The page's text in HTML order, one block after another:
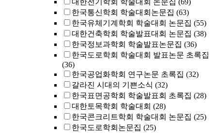
대한전기학회 학술대회 논문집 (69)
한국통신학회 학술대회논문집 (63)
한국유체기계학회 학술대회 논문집 (55)
대한건축학회 학술발표대회 논문집 (38)
한국정보과학회 학술발표논문집 (36)
한국도로학회 학술대회 발표논문 초록집
(36)
한국공업화학회 연구논문 초록집 (32)
갈라진 시대의 기쁜소식 (32)
한국표면공학회 학술발표회 초록집 (28)
대한토목학회 학술대회 (28)
한국콘크리트학회 학술대회 논문집 (25)
한국도로학회논문집 (25)